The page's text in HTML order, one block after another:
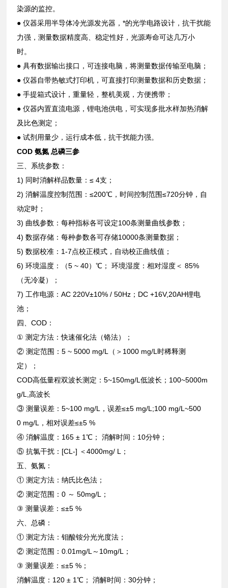
染源的监控。
● 仪器采用半导体冷光源发光器，*的光学电路设计，抗干扰能
力强，测量数据精度高、稳定性好，光源寿命可达几万小
时。
● 具有数据输出接口，可连接电脑，将测量数据传输至电脑；
● 仪器自带热敏式打印机，可直接打印测量数据和历史数据；
● 手提箱式设计，重量轻，整机美观，方便携带；
● 仪器内置直流电源，锂电池供电，可实现多批水样加热消解
及比色测定；
● 试剂用量少，运行成本低，抗干扰能力强。
COD 氨氮 总磷三参
三、系统参数：
1) 同时消解样品数量：≤ 4支；
2) 消解温度控制范围：≤200℃，时间控制范围≤720分钟，自
动定时；
3) 曲线参数：每种指标各可设定100条测量曲线参数；
4) 数据存储：每种参数各可存储10000条测量数据；
5) 数据校准：1-7点校正模式，自动校正曲线值；
6) 环境温度：（5 ~ 40）℃； 环境湿度：相对湿度＜ 85%
（无冷凝）；
7) 工作电源：AC 220V±10% / 50Hz；DC +16V,20AH锂电
池；
四、COD：
① 测定方法：快速催化法（铬法）；
② 测定范围：5 ~ 5000 mg/L（＞1000 mg/L时稀释测
定）；
COD高低量程双波长测定：5~150mg/L低波长；100~5000m
g/L,高波长
③ 测量误差：5~100 mg/L，误差≤±5 mg/L;100 mg/L~500
0 mg/L，相对误差≤±5 %
④ 消解温度：165 ± 1℃； 消解时间：10分钟；
⑤ 抗氯干扰：[CL-] ＜4000mg/ L；
五、氨氮：
① 测定方法：纳氏比色法；
② 测定范围：0 ～ 50mg/L；
③ 测量误差：≤±5 %
六、总磷：
① 测定方法：钼酸铵分光光度法；
② 测定范围：0.01mg/L～10mg/L；
③ 测量误差：≤±5 %；
消解温度：120 ± 1℃； 消解时间：30分钟；